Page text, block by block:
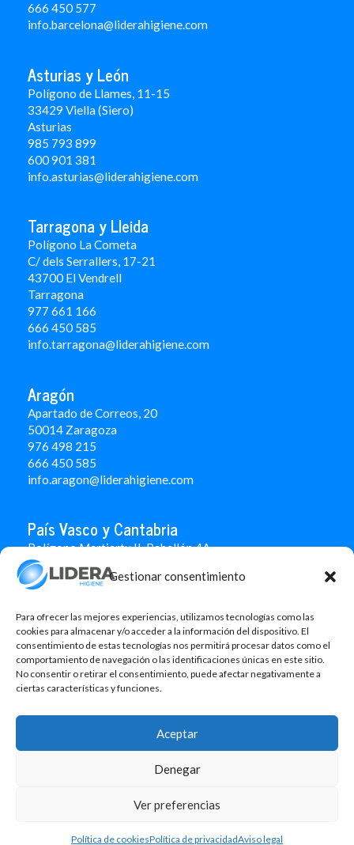
Gestionar consentimiento
Para ofrecer las mejores experiencias, utilizamos tecnologías como las
cookies para almacenar y/o acceder a la información del dispositivo. El
consentimiento de estas tecnologías nos permitirá procesar datos como el
comportamiento de navegación o las identificaciones únicas en este sitio.
No consentir o retirar el consentimiento, puede afectar negativamente a
ciertas características y funciones.
Aceptar
Denegar
Ver preferencias
Política de cookiesPolítica de privacidadAviso legal
666 450 577
info.barcelona@liderahigiene.com
Asturias y León
Polígono de Llames, 11-15
33429 Viella (Siero)
Asturias
985 793 899
600 901 381
info.asturias@liderahigiene.com
Tarragona y Lleida
Polígono La Cometa
C/ dels Serrallers, 17-21
43700 El Vendrell
Tarragona
977 661 166
666 450 585
info.tarragona@liderahigiene.com
Aragón
Apartado de Correos, 20
50014 Zaragoza
976 498 215
666 450 585
info.aragon@liderahigiene.com
País Vasco y Cantabria
Polígono Martiartu II. Pabellón 4A
48480 Arrigorriaga
Bizkaia
666 451 184
info.paisvasco@liderahigiene.com
Linked In
©2026 Lidera Higiene, S.L. Todos los derechos reservados.